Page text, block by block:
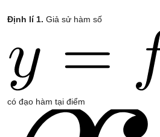
Định lí 1. Giả sử hàm số
có đạo hàm tại điểm